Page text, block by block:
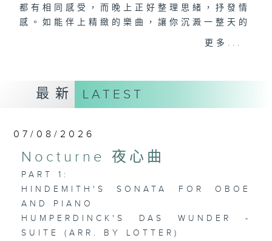
都有相同感受，而晚上正好整理思緒，抒發情
感。如能伴上精緻的樂曲，讓你沉澱一整天的
心曲」，在曼妙的美樂之中重新得力。
更多...
最新 LATEST
07/08/2026
Nocturne 夜心曲
PART 1:
HINDEMITH'S SONATA FOR OBOE
AND PIANO
HUMPERDINCK'S DAS WUNDER -
SUITE (ARR. BY LOTTER)